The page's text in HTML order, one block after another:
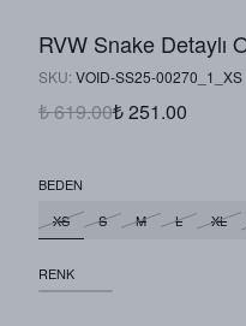
RVW Snake Detaylı
SKU: VOID-SS25-00270_1_XS
₺ 619.00₺ 251.00
BEDEN
XS
S M L XL
RENK